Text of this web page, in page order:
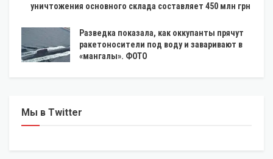
уничтожения основного склада составляет 450 млн грн
Разведка показала, как оккупанты прячут
ракетоносители под воду и заваривают в
«мангалы». ФОТО
Мы в Twitter